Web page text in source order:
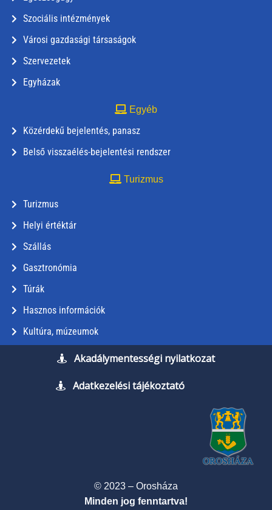
Szociális intézmények
Városi gazdasági társaságok
Szervezetek
Egyházak
Egyéb
Közérdekű bejelentés, panasz
Belső visszaélés-bejelentési rendszer
Turizmus
Turizmus
Helyi értéktár
Szállás
Gasztronómia
Túrák
Hasznos információk
Kultúra, múzeumok
Akadálymentességi nyilatkozat
Adatkezelési tájékoztató
© 2023 – Orosháza
Minden jog fenntartva!